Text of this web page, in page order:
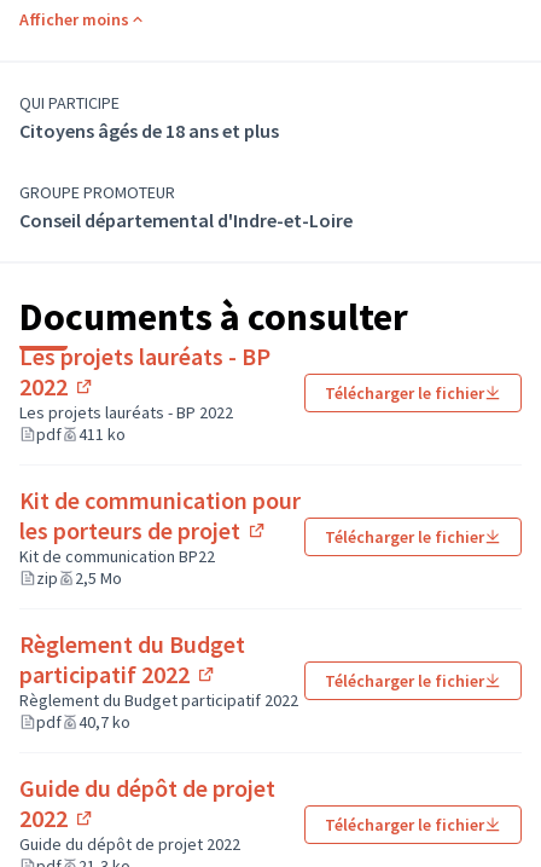
Afficher moins
QUI PARTICIPE
Citoyens âgés de 18 ans et plus
GROUPE PROMOTEUR
Conseil départemental d'Indre-et-Loire
Documents à consulter
Les projets lauréats - BP
2022
(Lien externe)
Les projets lauréats - BP 2022
pdf
411 ko
Télécharger le fichier
Kit de communication pour
les porteurs de projet
(Lien externe)
Kit de communication BP22
zip
2,5 Mo
Télécharger le fichier
Règlement du Budget
participatif 2022
(Lien externe)
Règlement du Budget participatif 2022
pdf
40,7 ko
Télécharger le fichier
Guide du dépôt de projet
2022
(Lien externe)
Guide du dépôt de projet 2022
Télécharger le fichier